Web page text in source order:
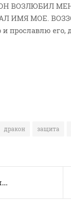
ОН ВОЗЛЮБИЛ
ИМЯ МОЕ.
и прославлю
дракон защита